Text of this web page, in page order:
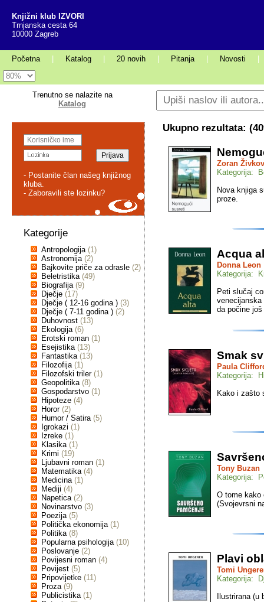
Knjižni klub IZVORI
Trnjanska cesta 64
10000 Zagreb
Početna Katalog 20 novih Pitanja Novosti
Trenutno se nalazite na
Katalog
- Postanite član našeg knjižnog
kluba.
- Zaboravili ste lozinku?
Kategorije
Antropologija (1)
Astronomija (2)
Bajkovite priče za odrasle (2)
Beletristika (49)
Biografija (9)
Dječje (17)
Dječje ( 12-16 godina ) (3)
Dječje ( 7-11 godina ) (2)
Duhovnost (13)
Ekologija (6)
Erotski roman (1)
Esejistika (13)
Fantastika (13)
Filozofija (1)
Filozofski triler (1)
Geopolitika (8)
Gospodarstvo (1)
Hipoteze (4)
Horor (2)
Humor / Satira (5)
Igrokazi (1)
Izreke (1)
Klasika (1)
Krimi (19)
Ljubavni roman (1)
Matematika (4)
Medicina (1)
Mediji (4)
Napetica (2)
Novinarstvo (3)
Poezija (5)
Politička ekonomija (1)
Politika (8)
Popularna psihologija (10)
Poslovanje (2)
Povijesni roman (4)
Povijest (5)
Pripovijetke (11)
Proza (9)
Publicistika (1)
Ukupno rezultata: (
Zoran
Kategorija:
Nova knjiga
proze.
Acqua
Donna Leon
Kategorija:
Peti slučaj
venecijanska
da počine
Smak
Paula
Kategorija:
Kako i zašto
Tony Buzan
Kategorija:
O tome kako
(Svojevrsni
Plavi
Tomi
Kategorija:
Ilustrirana